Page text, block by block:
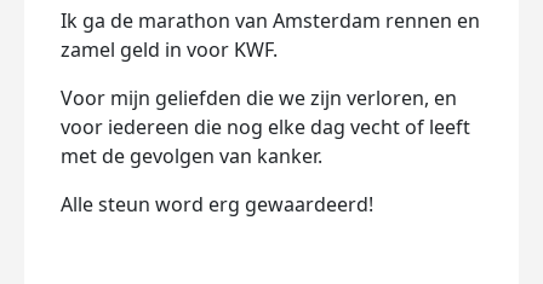
Ik ga de marathon van Amsterdam rennen en
zamel geld in voor KWF.
Voor mijn geliefden die we zijn verloren, en
voor iedereen die nog elke dag vecht of leeft
met de gevolgen van kanker.
Alle steun word erg gewaardeerd!